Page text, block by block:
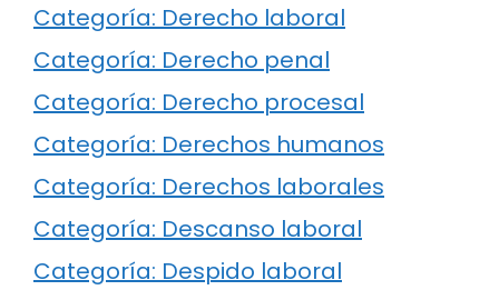
Categoría: Derecho laboral
Categoría: Derecho penal
Categoría: Derecho procesal
Categoría: Derechos humanos
Categoría: Derechos laborales
Categoría: Descanso laboral
Categoría: Despido laboral